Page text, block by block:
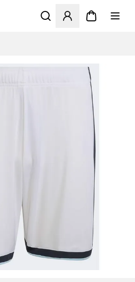
Åbner en Modal til at